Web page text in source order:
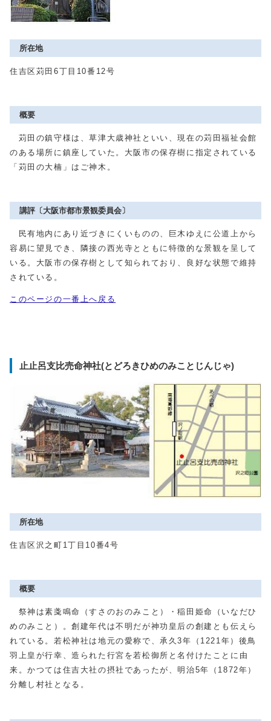
所在地
住吉区苅田6丁目10番12号
概要
苅田の鎮守様は、草津大歳神社といい、現在の苅田福祉会館
のある場所に鎮座していた。大阪市の保存樹に指定されている
「苅田の大楠」はご神木。
講評〔大阪市都市景観委員会〕
民有地内にあり近づきにくいものの、巨木ゆえに公道上から
容易に望見でき、隣接の西光寺とともに特徴的な景観を呈して
いる。大阪市の保存樹として知られており、良好な状態で維持
されている。
このページの一番上へ戻る
止止呂支比売命神社(とどろきひめのみことじんじゃ)
所在地
住吉区沢之町1丁目10番4号
概要
祭神は素戔鳴命（すさのおのみこと）・稲田姫命（いなだひ
めのみこと）。創建年代は不明だが神功皇后の創建とも伝えら
れている。若松神社は地元の愛称で、承久3年（1221年）後鳥
羽上皇が行幸、造られた行宮を若松御所と名付けたことに由
来。かつては住吉大社の摂社であったが、明治5年（1872年）
分離し村社となる。